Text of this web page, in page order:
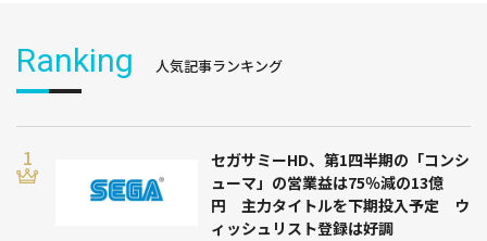
Ranking 人気記事ランキング
セガサミーHD、第1四半期の「コンシ
ューマ」の営業益は75％減の13億
円 主力タイトルを下期投入予定 ウ
ィッシュリスト登録は好調